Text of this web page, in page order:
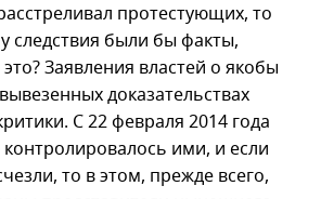
протестующих, то
следствия были бы факты,
Заявления властей о якобы
доказательствах
С 22 февраля 2014 года
ими, и если
то в этом, прежде всего,